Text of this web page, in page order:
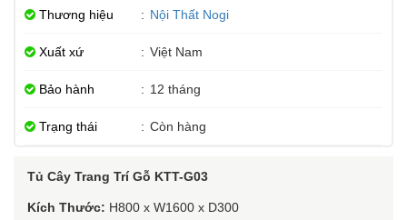
Thương hiệu : Nội Thất Nogi
Xuất xứ : Việt Nam
Bảo hành : 12 tháng
Trạng thái : Còn hàng
Tủ Cây Trang Trí Gỗ KTT-G03
Kích Thước: H800 x W1600 x D300